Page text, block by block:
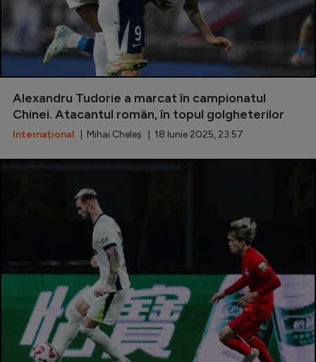
Echipa Națională
U21
Fotbal feminin
Special
Diverse
Champions League
Europa League
Conference League
CM 2026
Premier League
Alexandru Tudorie a marcat în campionatul
Chinei. Atacantul român, în topul golgheterilor
Internațional | Mihai Cheleș | 18 Iunie 2025, 23:57